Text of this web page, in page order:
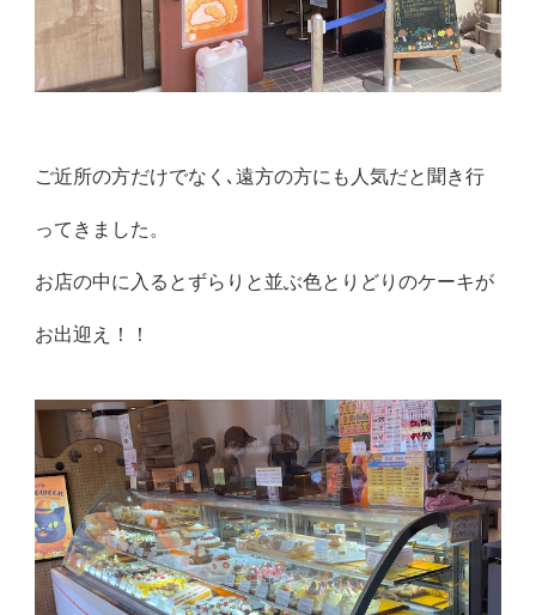
ご近所の方だけでなく､遠方の方にも人気だと聞き行
ってきました。
お店の中に入るとずらりと並ぶ色とりどりのケーキが
お出迎え！！